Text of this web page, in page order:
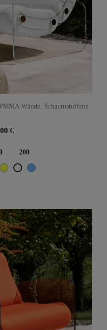
Wände, Schaumstoffsitz
€
200
GelbWeißTÜRKISCH-BLAU